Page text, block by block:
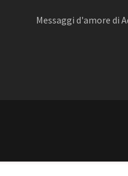
Messaggi d'amore di